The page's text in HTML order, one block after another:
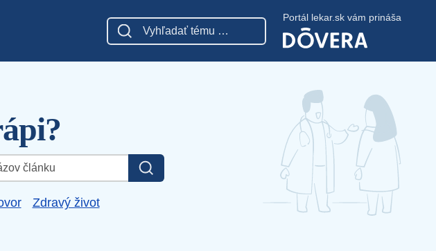
Portál lekar.sk vám prináša
Zdravý život